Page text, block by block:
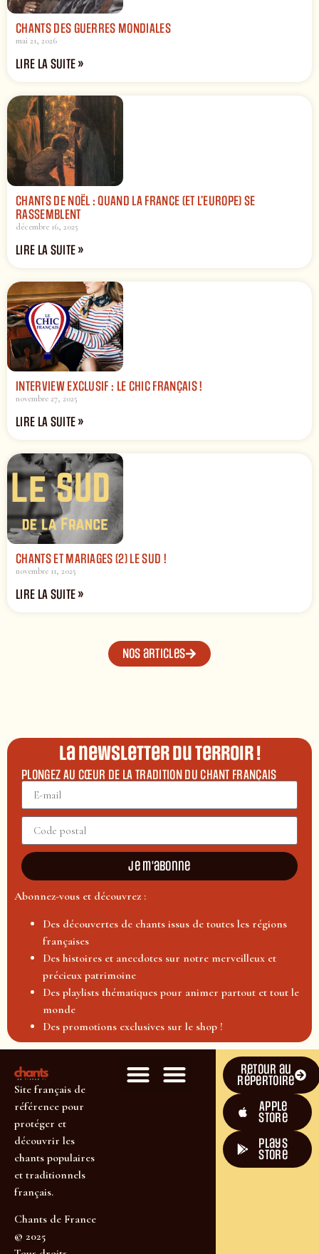
CHANTS DES GUERRES MONDIALES
mai 21, 2026
LIRE LA SUITE »
CHANTS DE NOËL : QUAND LA FRANCE (ET L’EUROPE) SE
RASSEMBLENT
décembre 16, 2025
LIRE LA SUITE »
INTERVIEW EXCLUSIF : LE CHIC FRANÇAIS !
novembre 27, 2025
LIRE LA SUITE »
CHANTS ET MARIAGES (2) LE SUD !
novembre 11, 2025
LIRE LA SUITE »
Nos articles
La newsletter du terroir !
PLONGEZ AU CŒUR DE LA TRADITION DU CHANT FRANÇAIS
Je m'abonne
Abonnez-vous et découvrez :
Des découvertes de chants issus de toutes les régions
françaises
Des histoires et anecdotes sur notre merveilleux et
précieux patrimoine
Des playlists thématiques pour animer partout et tout le
monde
Des promotions exclusives sur le shop !
Site français de
référence pour
protéger et
découvrir les
chants populaires
et traditionnels
français.
Chants de France
© 2025
Retour au
répertoire
Apple
Store
plays
store